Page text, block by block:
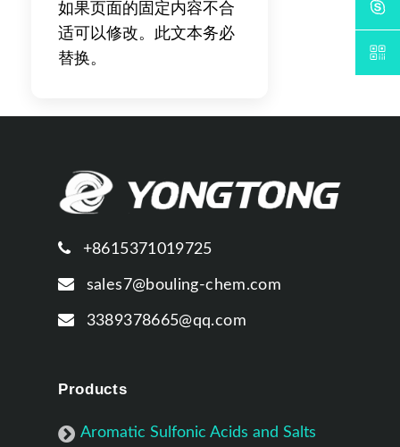
如果页面的固定内容不合
适可以修改。此文本务必
替换。
+8615371019725
sales7@bouling-chem.com
3389378665@qq.com
Products
Aromatic Sulfonic Acids and Salts